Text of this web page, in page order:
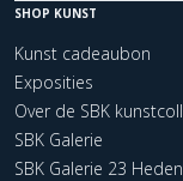
SHOP KUNST
Kunst cadeaubon
Exposities
Over de SBK
SBK Galerie
SBK Galerie 23